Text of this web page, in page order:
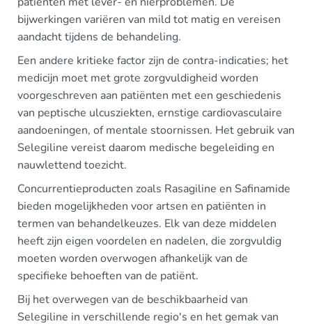
bijwerkingen variëren van mild tot matig en vereisen
aandacht tijdens de behandeling.
Een andere kritieke factor zijn de contra-indicaties; het
medicijn moet met grote zorgvuldigheid worden
voorgeschreven aan patiënten met een geschiedenis
van peptische ulcusziekten, ernstige cardiovasculaire
aandoeningen, of mentale stoornissen. Het gebruik van
Selegiline vereist daarom medische begeleiding en
nauwlettend toezicht.
Concurrentieproducten zoals Rasagiline en Safinamide
bieden mogelijkheden voor artsen en patiënten in
termen van behandelkeuzes. Elk van deze middelen
heeft zijn eigen voordelen en nadelen, die zorgvuldig
moeten worden overwogen afhankelijk van de
specifieke behoeften van de patiënt.
Bij het overwegen van de beschikbaarheid van
Selegiline in verschillende regio's en het gemak van